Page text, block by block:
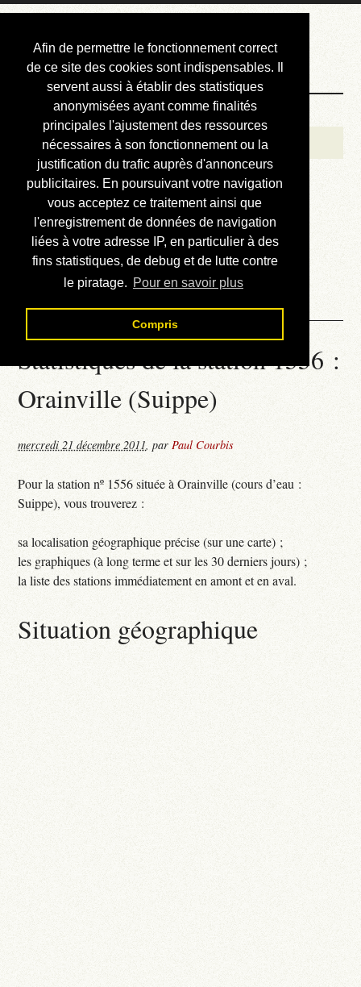
Afin de permettre le fonctionnement correct
de ce site des cookies sont indispensables. Il
servent aussi à établir des statistiques
anonymisées ayant comme finalités
principales l'ajustement des ressources
nécessaires à son fonctionnement ou la
justification du trafic auprès d'annonceurs
publicitaires. En poursuivant votre navigation
vous acceptez ce traitement ainsi que
l'enregistrement de données de navigation
liées à votre adresse IP, en particulier à des
fins statistiques, de debug et de lutte contre
le piratage. Pour en savoir plus
Compris
Courbis, « LE »
Blog Officiel
Bienvenue
Réalisations
Divers (et d’été)
Annonces
Liens externes
Téléchargement
Contact
Statistiques de la station 1556 :
Orainville (Suippe)
mercredi 21 décembre 2011,parPaul Courbis
Pour la station nº 1556 située à Orainville (cours d’eau :
Suippe), vous trouverez :
sa localisation géographique précise (sur une carte) ;
les graphiques (à long terme et sur les 30 derniers jours) ;
la liste des stations immédiatement en amont et en aval.
Situation géographique